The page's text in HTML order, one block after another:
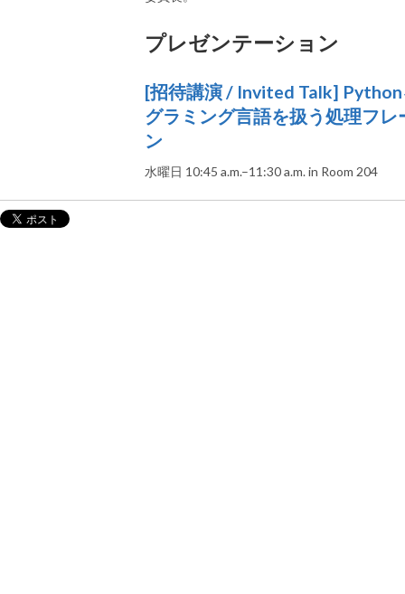
プレゼンテーション
[招待講演 / Invited Talk]
グラミング言語を扱う処理フ
ン
水曜日 10:45 a.m.–11:30 a.m. in Room 204